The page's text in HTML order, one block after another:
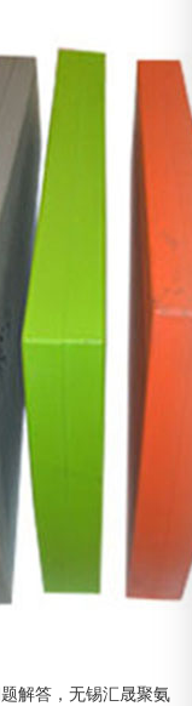
解答，无锡汇晟聚氨